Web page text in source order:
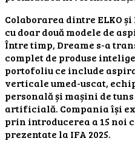
Colaborarea dintre ELKO
cu doar două modele de
Între timp, Dreame s-a
complet de produse
portofoliu ce include
verticale umed-uscat,
personală și mașini de
artificială. Compania își
prin introducerea a 15 noi
prezentate la IFA 2025.